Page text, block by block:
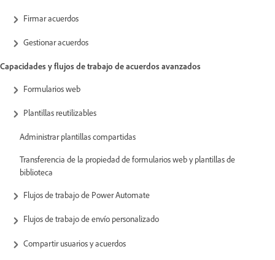
Firmar acuerdos
Gestionar acuerdos
Capacidades y flujos de trabajo de acuerdos avanzados
Formularios web
Plantillas reutilizables
Administrar plantillas compartidas
Transferencia de la propiedad de formularios web y plantillas de
biblioteca
Flujos de trabajo de Power Automate
Flujos de trabajo de envío personalizado
Compartir usuarios y acuerdos